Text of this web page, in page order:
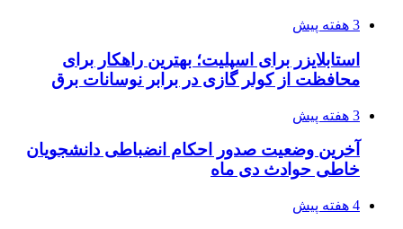
3 هفته پیش
استابلایزر برای اسپلیت؛ بهترین راهکار برای
محافظت از کولر گازی در برابر نوسانات برق
3 هفته پیش
آخرین وضعیت صدور احکام انضباطی دانشجویان
خاطی حوادث دی ماه
4 هفته پیش